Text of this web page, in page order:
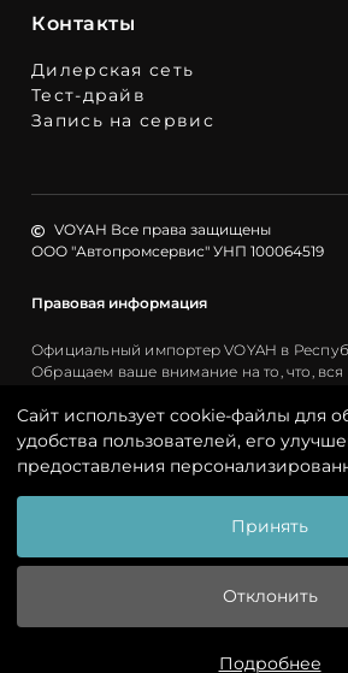
Контакты
Дилерская сеть
Тест-драйв
Запись на сервис
VOYAH Все права защищены
ООО "Автопромсервис" УНП 100064519
Правовая информация
Официальный импортер VOYAH в
Обращаем ваше внимание на то, что,
офертой. Стоимость каждого
индивидуальной. Окончательная
заключенном договоре. Изображения
представлены для ознакомления и могут
автомобилей, реализуемых дилерами.
актуальную информацию можно
Политика обработки персональных
Cайт использует cookie-файлы для
удобства пользователей, его
предоставления
Подробнее
Отклонить
Принять